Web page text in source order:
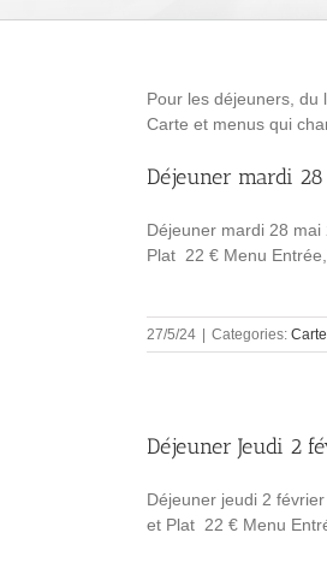
Pour les déjeuners, du
Carte et menus qui
Déjeuner mardi
Déjeuner mardi 28
Plat 22 € Menu
27/5/24 Categories:
Déjeuner Jeudi 2
Déjeuner jeudi 2
et Plat 22 € Menu